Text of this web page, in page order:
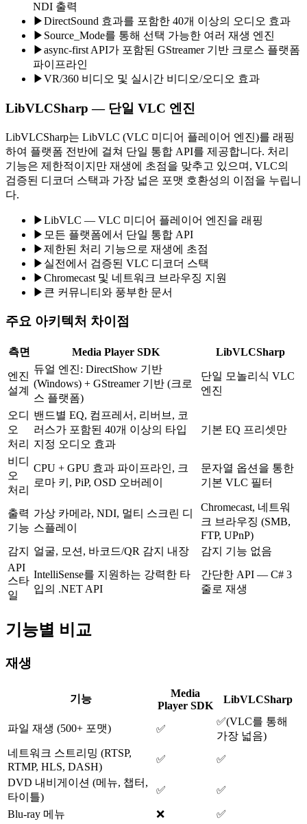
NDI 출력
▶DirectSound 효과를 포함한 40개 이상의 오디오 효과
▶ Source_Mode를 통해 선택 가능한 여러 재생 엔진
▶async-first API가 포함된 GStreamer 기반 크로스 플랫폼
파이프라인
▶VR/360 비디오 및 실시간 비디오/오디오 효과
LibVLCSharp — 단일 VLC 엔진
LibVLCSharp는 LibVLC (VLC 미디어 플레이어 엔진)를 래핑
하여 플랫폼 전반에 걸쳐 단일 통합 API를 제공합니다. 처리
기능은 제한적이지만 재생에 초점을 맞추고 있으며, VLC의
검증된 디코더 스택과 가장 넓은 포맷 호환성의 이점을 누립니
다.
▶LibVLC — VLC 미디어 플레이어 엔진을 래핑
▶ 모든 플랫폼에서 단일 통합 API
▶제한된 처리 기능으로 재생에 초점
▶ 실전에서 검증된 VLC 디코더 스택
▶Chromecast 및 네트워크 브라우징 지원
▶ 큰 커뮤니티와 풍부한 문서
주요 아키텍처 차이점
측면 Media Player SDK LibVLCSharp
엔진
설계
듀얼 엔진: DirectShow 기반
(Windows) + GStreamer 기반 (크로
스 플랫폼)
단일 모놀리식 VLC
엔진
오디
오
처리
밴드별 EQ, 컴프레서, 리버브, 코
러스가 포함된 40개 이상의 타입
지정 오디오 효과
기본 EQ 프리셋만
비디
오
처리
CPU + GPU 효과 파이프라인, 크
로마 키, PiP, OSD 오버레이
문자열 옵션을 통한
기본 VLC 필터
출력
기능
가상 카메라, NDI, 멀티 스크린 디
스플레이
Chromecast, 네트워
크 브라우징 (SMB,
FTP, UPnP)
감지
얼굴, 모션, 바코드/QR 감지 내장
감지 기능 없음
API
스타
일
IntelliSense를 지원하는 강력한 타
입의 .NET API
간단한 API — C# 3
줄로 재생
기능별 비교
재생
기능
Media
Player SDK
LibVLCSharp
파일 재생 (500+ 포맷) ✅
✅(VLC를 통해
가장 넓음)
네트워크 스트리밍 (RTSP,
RTMP, HLS, DASH)
✅
✅
DVD 내비게이션 (메뉴, 챕터,
타이틀)
✅ ✅
Blu-ray 메뉴 ❌
✅